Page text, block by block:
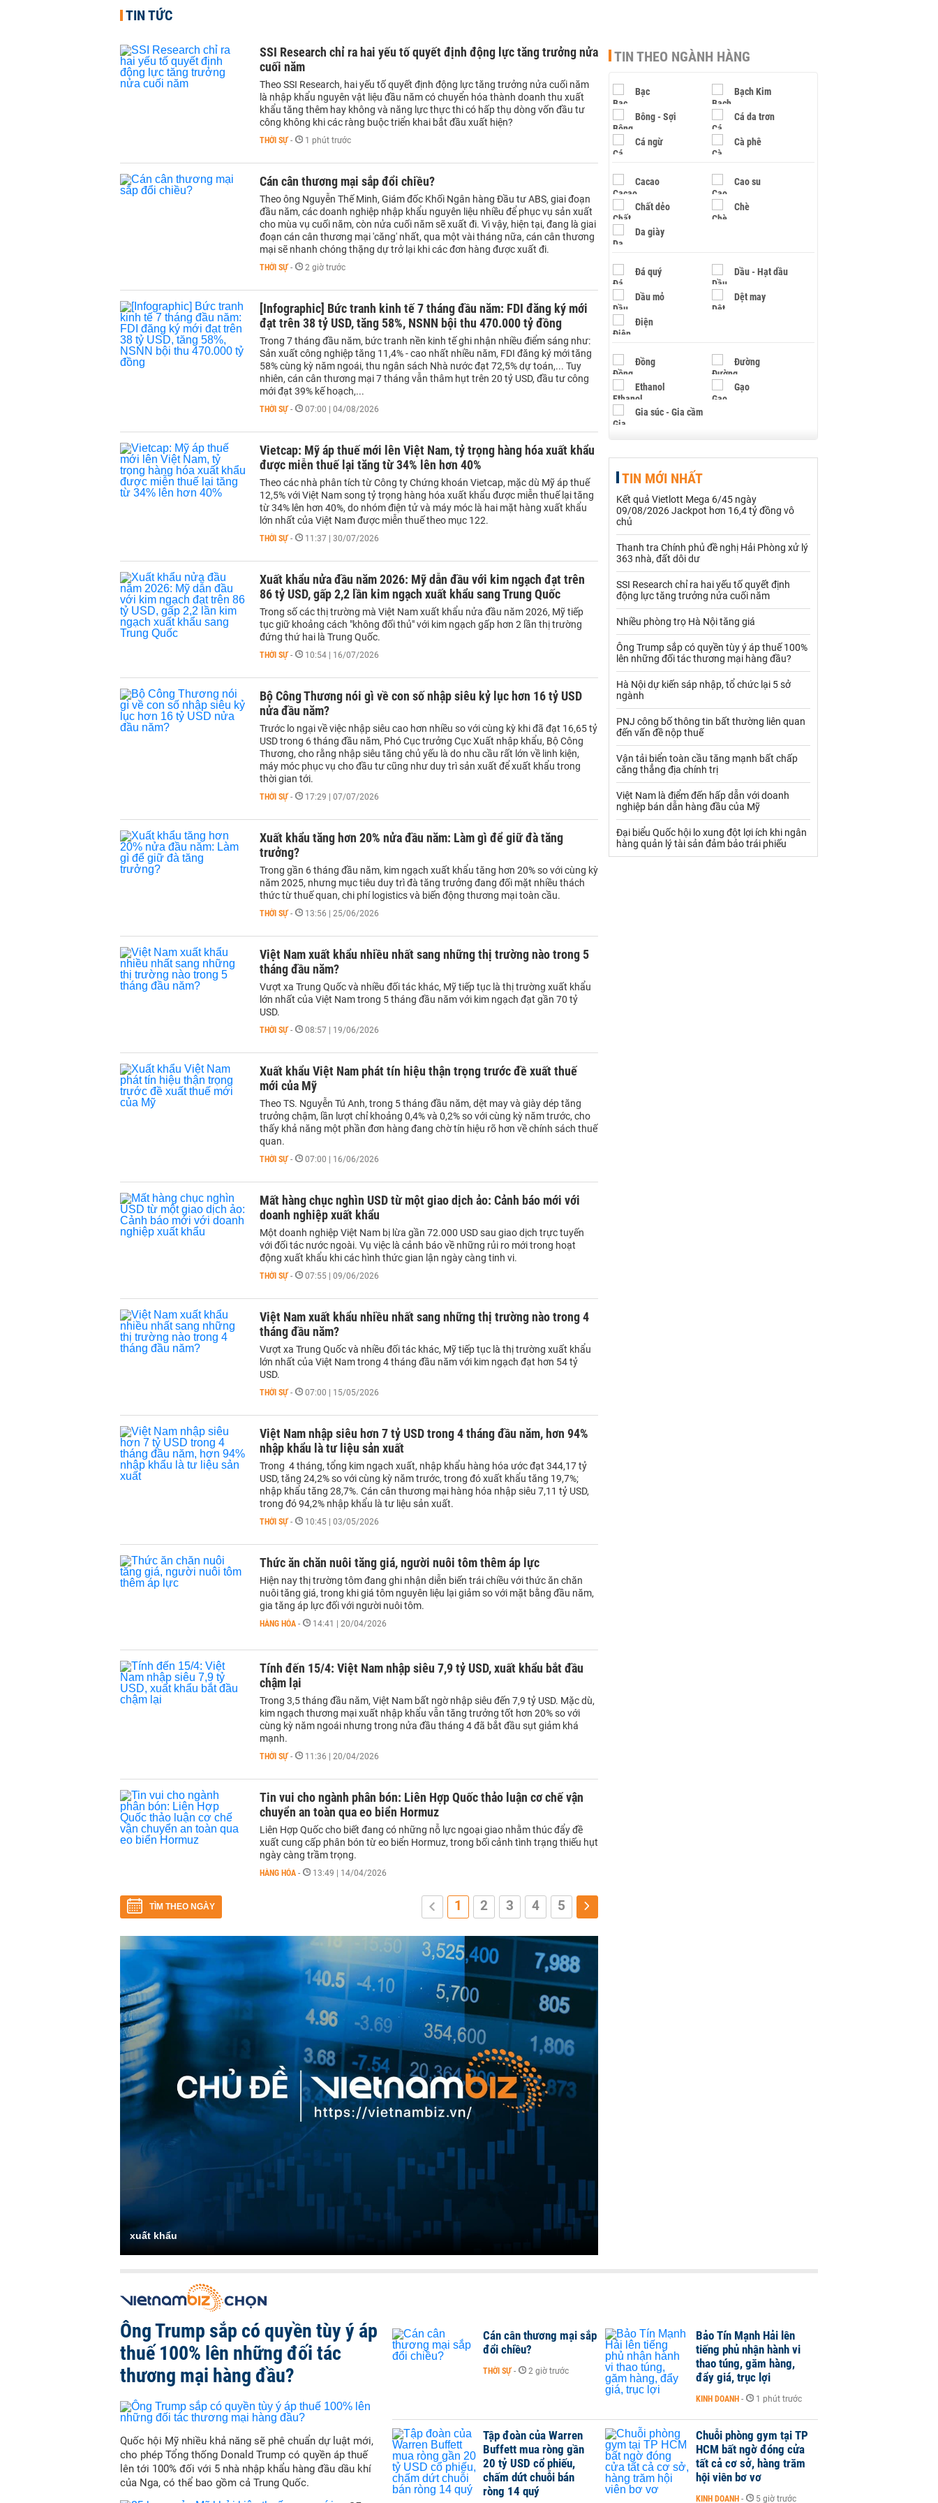
TIN TỨC
SSI Research chỉ ra hai yếu tố quyết định động lực tăng trưởng nửa
cuối năm
Theo SSI Research, hai yếu tố quyết định động lực tăng trưởng nửa cuối năm
là nhập khẩu nguyên vật liệu đầu năm có chuyển hóa thành doanh thu xuất
khẩu tăng thêm hay không và năng lực thực thi có hấp thụ dòng vốn đầu tư
công không khi các ràng buộc triển khai bắt đầu xuất hiện?
THỜI SỰ - 1 phút trước
Cán cân thương mại sắp đổi chiều?
Theo ông Nguyễn Thế Minh, Giám đốc Khối Ngân hàng Đầu tư ABS, giai đoạn
đầu năm, các doanh nghiệp nhập khẩu nguyên liệu nhiều để phục vụ sản xuất
cho mùa vụ cuối năm, còn nửa cuối năm sẽ xuất đi. Vì vậy, hiện tại, đang là giai
đoạn cán cân thương mại 'căng' nhất, qua một vài tháng nữa, cán cân thương
mại sẽ nhanh chóng thặng dự trở lại khi các đơn hàng được xuất đi.
THỜI SỰ - 2 giờ trước
[Infographic] Bức tranh kinh tế 7 tháng đầu năm: FDI đăng ký mới
đạt trên 38 tỷ USD, tăng 58%, NSNN bội thu 470.000 tỷ đồng
Trong 7 tháng đầu năm, bức tranh nền kinh tế ghi nhận nhiều điểm sáng như:
Sản xuất công nghiệp tăng 11,4% - cao nhất nhiều năm, FDI đăng ký mới tăng
58% cùng kỳ năm ngoái, thu ngân sách Nhà nước đạt 72,5% dự toán,... Tuy
nhiên, cán cân thương mại 7 tháng vẫn thâm hụt trên 20 tỷ USD, đầu tư công
mới đạt 39% kế hoạch,...
THỜI SỰ - 07:00 | 04/08/2026
Vietcap: Mỹ áp thuế mới lên Việt Nam, tỷ trọng hàng hóa xuất khẩu
được miễn thuế lại tăng từ 34% lên hơn 40%
Theo các nhà phân tích từ Công ty Chứng khoán Vietcap, mặc dù Mỹ áp thuế
12,5% với Việt Nam song tỷ trọng hàng hóa xuất khẩu được miễn thuế lại tăng
từ 34% lên hơn 40%, do nhóm điện tử và máy móc là hai mặt hàng xuất khẩu
lớn nhất của Việt Nam được miễn thuế theo mục 122.
THỜI SỰ - 11:37 | 30/07/2026
Xuất khẩu nửa đầu năm 2026: Mỹ dẫn đầu với kim ngạch đạt trên
86 tỷ USD, gấp 2,2 lần kim ngạch xuất khẩu sang Trung Quốc
Trong số các thị trường mà Việt Nam xuất khẩu nửa đầu năm 2026, Mỹ tiếp
tục giữ khoảng cách "không đối thủ" với kim ngạch gấp hơn 2 lần thị trường
đứng thứ hai là Trung Quốc.
THỜI SỰ - 10:54 | 16/07/2026
Bộ Công Thương nói gì về con số nhập siêu kỷ lục hơn 16 tỷ USD
nửa đầu năm?
Trước lo ngại về việc nhập siêu cao hơn nhiều so với cùng kỳ khi đã đạt 16,65 tỷ
USD trong 6 tháng đầu năm, Phó Cục trưởng Cục Xuất nhập khẩu, Bộ Công
Thương, cho rằng nhập siêu tăng chủ yếu là do nhu cầu rất lớn về linh kiện,
máy móc phục vụ cho đầu tư cũng như duy trì sản xuất để xuất khẩu trong
thời gian tới.
THỜI SỰ - 17:29 | 07/07/2026
Xuất khẩu tăng hơn 20% nửa đầu năm: Làm gì để giữ đà tăng
trưởng?
Trong gần 6 tháng đầu năm, kim ngạch xuất khẩu tăng hơn 20% so với cùng kỳ
năm 2025, nhưng mục tiêu duy trì đà tăng trưởng đang đối mặt nhiều thách
thức từ thuế quan, chi phí logistics và biến động thương mại toàn cầu.
THỜI SỰ - 13:56 | 25/06/2026
Việt Nam xuất khẩu nhiều nhất sang những thị trường nào trong 5
tháng đầu năm?
Vượt xa Trung Quốc và nhiều đối tác khác, Mỹ tiếp tục là thị trường xuất khẩu
lớn nhất của Việt Nam trong 5 tháng đầu năm với kim ngạch đạt gần 70 tỷ
USD.
THỜI SỰ - 08:57 | 19/06/2026
Xuất khẩu Việt Nam phát tín hiệu thận trọng trước đề xuất thuế
mới của Mỹ
Theo TS. Nguyễn Tú Anh, trong 5 tháng đầu năm, dệt may và giày dép tăng
trưởng chậm, lần lượt chỉ khoảng 0,4% và 0,2% so với cùng kỳ năm trước, cho
thấy khả năng một phần đơn hàng đang chờ tín hiệu rõ hơn về chính sách thuế
quan.
THỜI SỰ - 07:00 | 16/06/2026
Mất hàng chục nghìn USD từ một giao dịch ảo: Cảnh báo mới với
doanh nghiệp xuất khẩu
Một doanh nghiệp Việt Nam bị lừa gần 72.000 USD sau giao dịch trực tuyến
với đối tác nước ngoài. Vụ việc là cảnh báo về những rủi ro mới trong hoạt
động xuất khẩu khi các hình thức gian lận ngày càng tinh vi.
THỜI SỰ - 07:55 | 09/06/2026
Việt Nam xuất khẩu nhiều nhất sang những thị trường nào trong 4
tháng đầu năm?
Vượt xa Trung Quốc và nhiều đối tác khác, Mỹ tiếp tục là thị trường xuất khẩu
lớn nhất của Việt Nam trong 4 tháng đầu năm với kim ngạch đạt hơn 54 tỷ
USD.
THỜI SỰ - 07:00 | 15/05/2026
Việt Nam nhập siêu hơn 7 tỷ USD trong 4 tháng đầu năm, hơn 94%
nhập khẩu là tư liệu sản xuất
Trong 4 tháng, tổng kim ngạch xuất, nhập khẩu hàng hóa ước đạt 344,17 tỷ
USD, tăng 24,2% so với cùng kỳ năm trước, trong đó xuất khẩu tăng 19,7%;
nhập khẩu tăng 28,7%. Cán cân thương mại hàng hóa nhập siêu 7,11 tỷ USD,
trong đó 94,2% nhập khẩu là tư liệu sản xuất.
THỜI SỰ - 10:45 | 03/05/2026
Thức ăn chăn nuôi tăng giá, người nuôi tôm thêm áp lực
Hiện nay thị trường tôm đang ghi nhận diễn biến trái chiều với thức ăn chăn
nuôi tăng giá, trong khi giá tôm nguyên liệu lại giảm so với mặt bằng đầu năm,
gia tăng áp lực đối với người nuôi tôm.
HÀNG HÓA - 14:41 | 20/04/2026
Tính đến 15/4: Việt Nam nhập siêu 7,9 tỷ USD, xuất khẩu bắt đầu
chậm lại
Trong 3,5 tháng đầu năm, Việt Nam bất ngờ nhập siêu đến 7,9 tỷ USD. Mặc dù,
kim ngạch thương mại xuất nhập khẩu vẫn tăng trưởng tốt hơn 20% so với
cùng kỳ năm ngoái nhưng trong nửa đầu tháng 4 đã bắt đầu sụt giảm khá
mạnh.
THỜI SỰ - 11:36 | 20/04/2026
Tin vui cho ngành phân bón: Liên Hợp Quốc thảo luận cơ chế vận
chuyển an toàn qua eo biển Hormuz
Liên Hợp Quốc cho biết đang có những nỗ lực ngoại giao nhằm thúc đẩy đề
xuất cung cấp phân bón từ eo biển Hormuz, trong bối cảnh tình trạng thiếu hụt
ngày càng trầm trọng.
HÀNG HÓA - 13:49 | 14/04/2026
TÌM THEO NGÀY 1 2 3 4 5
xuất khẩu
TIN THEO NGÀNH HÀNG
Bạc Bạch Kim
Bông - Sợi Cá da trơn
Cá ngừ Cà phê
Cacao Cao su
Chất dẻo Chè
Da giày
Đá quý Dầu - Hạt dầu
Dầu mỏ Dệt may
Điện
Đồng Đường
Ethanol Gạo
Gia súc - Gia cầm
Hạt điều
Khí đốt
Kim loại khác Mắc ca
Muối
Nhựa - Hạt nhựa
Palladium Phân bón
Rau - Củ -Quả Sắt thép
Sữa
Than Thức ăn chăn nuôi
Thủy hải sản khác Tôm
Vàng
VLXD khác Xăng dầu
Xi măng - Clynker
TIN MỚI NHẤT
Kết quả Vietlott Mega 6/45 ngày
09/08/2026 Jackpot hơn 16,4 tỷ đồng vô
chủ
Thanh tra Chính phủ đề nghị Hải Phòng xử lý
363 nhà, đất dôi dư
SSI Research chỉ ra hai yếu tố quyết định
động lực tăng trưởng nửa cuối năm
Nhiều phòng trọ Hà Nội tăng giá
Ông Trump sắp có quyền tùy ý áp thuế 100%
lên những đối tác thương mại hàng đầu?
Hà Nội dự kiến sáp nhập, tổ chức lại 5 sở
ngành
PNJ công bố thông tin bất thường liên quan
đến vấn đề nộp thuế
Vận tải biển toàn cầu tăng mạnh bất chấp
căng thẳng địa chính trị
Việt Nam là điểm đến hấp dẫn với doanh
nghiệp bán dẫn hàng đầu của Mỹ
Đại biểu Quốc hội lo xung đột lợi ích khi ngân
hàng quản lý tài sản đảm bảo trái phiếu
Ông Trump sắp có quyền tùy ý áp
thuế 100% lên những đối tác
thương mại hàng đầu?
Quốc hội Mỹ nhiều khả năng sẽ phê chuẩn dự luật mới,
cho phép Tổng thống Donald Trump có quyền áp thuế
lên tới 100% đối với 5 nhà nhập khẩu hàng đầu dầu khí
của Nga, có thể bao gồm cả Trung Quốc.
Cán cân thương mại sắp
đổi chiều?
THỜI SỰ - 2 giờ trước
Bảo Tín Mạnh Hải lên
tiếng phủ nhận hành vi
thao túng, găm hàng,
đẩy giá, trục lợi
KINH DOANH - 1 phút trước
Tập đoàn của Warren
Buffett mua ròng gần
20 tỷ USD cổ phiếu,
chấm dứt chuỗi bán
ròng 14 quý
Chuỗi phòng gym tại TP
HCM bất ngờ đóng cửa
tất cả cơ sở, hàng trăm
hội viên bơ vơ
KINH DOANH - 5 giờ trước